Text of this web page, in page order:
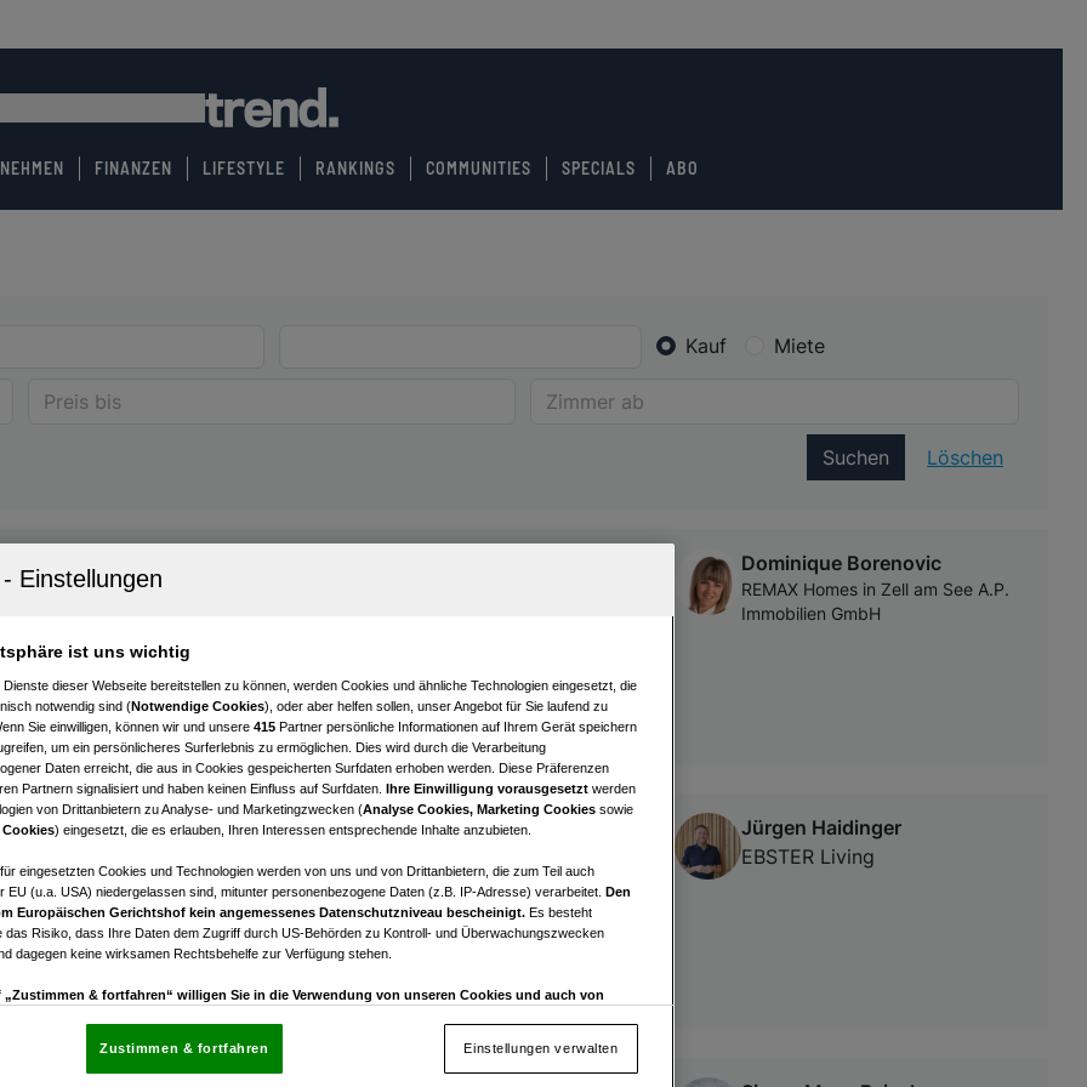
FINANZEN LIFESTYLE RANKINGS COMMUNITIES SPECIALS ABO
Kauf Miete
Suchen Löschen
– Ferienwohnung in Bad Gastein zum Verwirklichen
1
Zimmer
€ 140.000,00
Kaufpreis
Dominique Borenovic
REMAX Homes in Zell am See A.P.
Immobilien GmbH
€220.000
1
Zimmer
€ 220.000,00
Kaufpreis
Jürgen Haidinger
EBSTER Living
ist uns wichtig
Dienste dieser Webseite bereitstellen zu können, werden Cookies und ähnliche Technologien eingesetzt, die
notwendig sind (Notwendige Cookies), oder aber helfen sollen, unser Angebot für Sie laufend zu
Sie einwilligen, können wir und unsere 415 Partner persönliche Informationen auf Ihrem Gerät speichern
um ein persönlicheres Surferlebnis zu ermöglichen. Dies wird durch die Verarbeitung
Daten erreicht, die aus in Cookies gespeicherten Surfdaten erhoben werden. Diese Präferenzen
Partnern signalisiert und haben keinen Einfluss auf Surfdaten. Ihre Einwilligung vorausgesetzt werden
von Drittanbietern zu Analyse- und Marketingzwecken (Analyse Cookies, Marketing Cookies sowie
) eingesetzt, die es erlauben, Ihren Interessen entsprechende Inhalte anzubieten.
eingesetzten Cookies und Technologien werden von uns und von Drittanbietern, die zum Teil auch
EU (u.a. USA) niedergelassen sind, mitunter personenbezogene Daten (z.B. IP-Adresse) verarbeitet. Den
Europäischen Gerichtshof kein angemessenes Datenschutzniveau bescheinigt. Es besteht
das Risiko, dass Ihre Daten dem Zugriff durch US-Behörden zu Kontroll- und Überwachungszwecken
dagegen keine wirksamen Rechtsbehelfe zur Verfügung stehen.
„Zustimmen & fortfahren“ willigen Sie in die Verwendung von unseren Cookies und auch von
die sich auf jeder Seite unten im Footer befinden.
Einstellungen verwalten
Zustimmen & fortfahren